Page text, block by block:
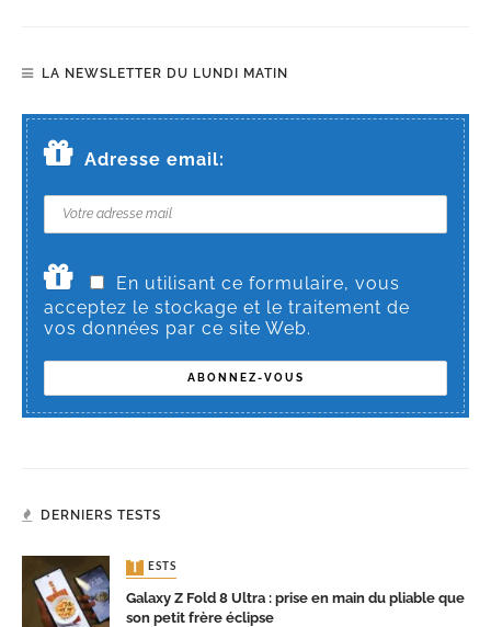
LA NEWSLETTER DU LUNDI MATIN
Adresse email:
En utilisant ce formulaire, vous
acceptez le stockage et le traitement de
vos données par ce site Web.
DERNIERS TESTS
TESTS
Galaxy Z Fold 8 Ultra : prise en main du pliable que
son petit frère éclipse